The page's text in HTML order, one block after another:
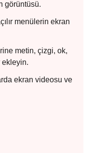
görüntüsü.
menülerin ekran
metin, çizgi, ok,
ekran videosu ve